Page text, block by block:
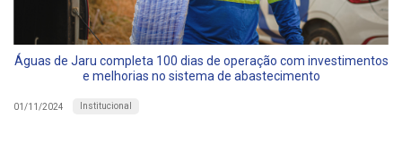
Águas de Jaru completa 100 dias de operação com investimentos
e melhorias no sistema de abastecimento
01/11/2024 Institucional